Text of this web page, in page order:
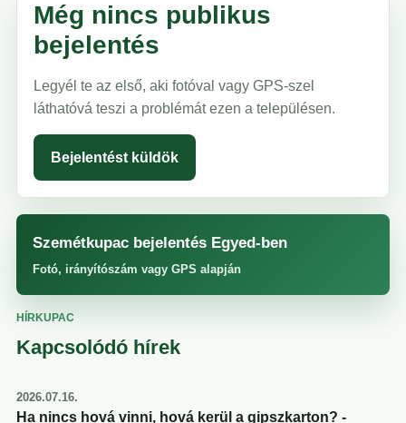
Még nincs publikus
bejelentés
Legyél te az első, aki fotóval vagy GPS-szel
láthatóvá teszi a problémát ezen a településen.
Bejelentést küldök
Szemétkupac bejelentés Egyed-ben
Fotó, irányítószám vagy GPS alapján
HÍRKUPAC
Kapcsolódó hírek
2026.07.16.
Ha nincs hová vinni, hová kerül a gipszkarton? -